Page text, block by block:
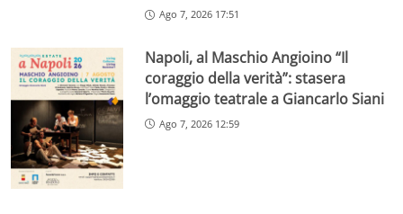
Ago 7, 2026 17:51
Napoli, al Maschio Angioino “Il
coraggio della verità”: stasera
l’omaggio teatrale a Giancarlo Siani
Ago 7, 2026 12:59